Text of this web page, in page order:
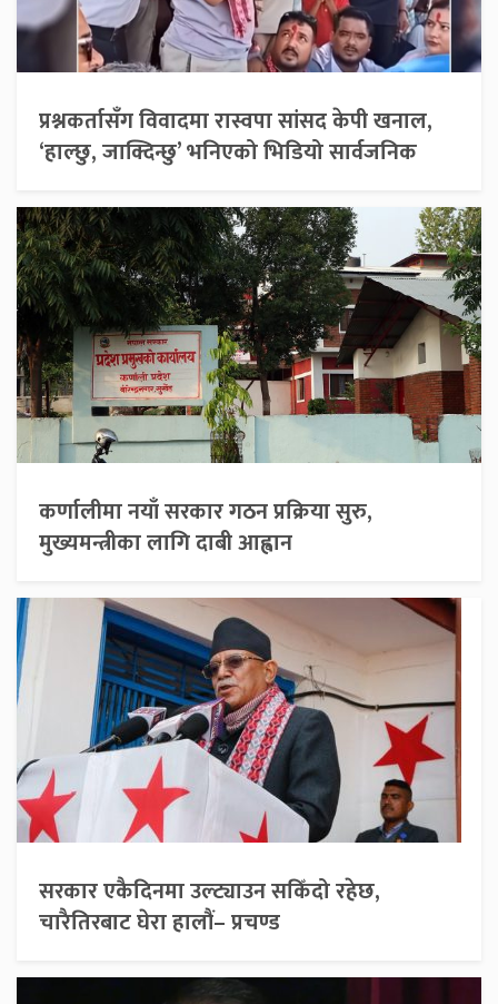
प्रश्नकर्तासँग विवादमा रास्वपा सांसद केपी खनाल,
‘हाल्छु, जाक्दिन्छु’ भनिएको भिडियो सार्वजनिक
कर्णालीमा नयाँ सरकार गठन प्रक्रिया सुरु,
मुख्यमन्त्रीका लागि दाबी आह्वान
सरकार एकैदिनमा उल्ट्याउन सकिँदो रहेछ,
चारैतिरबाट घेरा हालौं– प्रचण्ड